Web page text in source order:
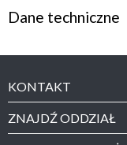
Dane techniczne
KONTAKT
ZNAJDŹ ODDZIAŁ